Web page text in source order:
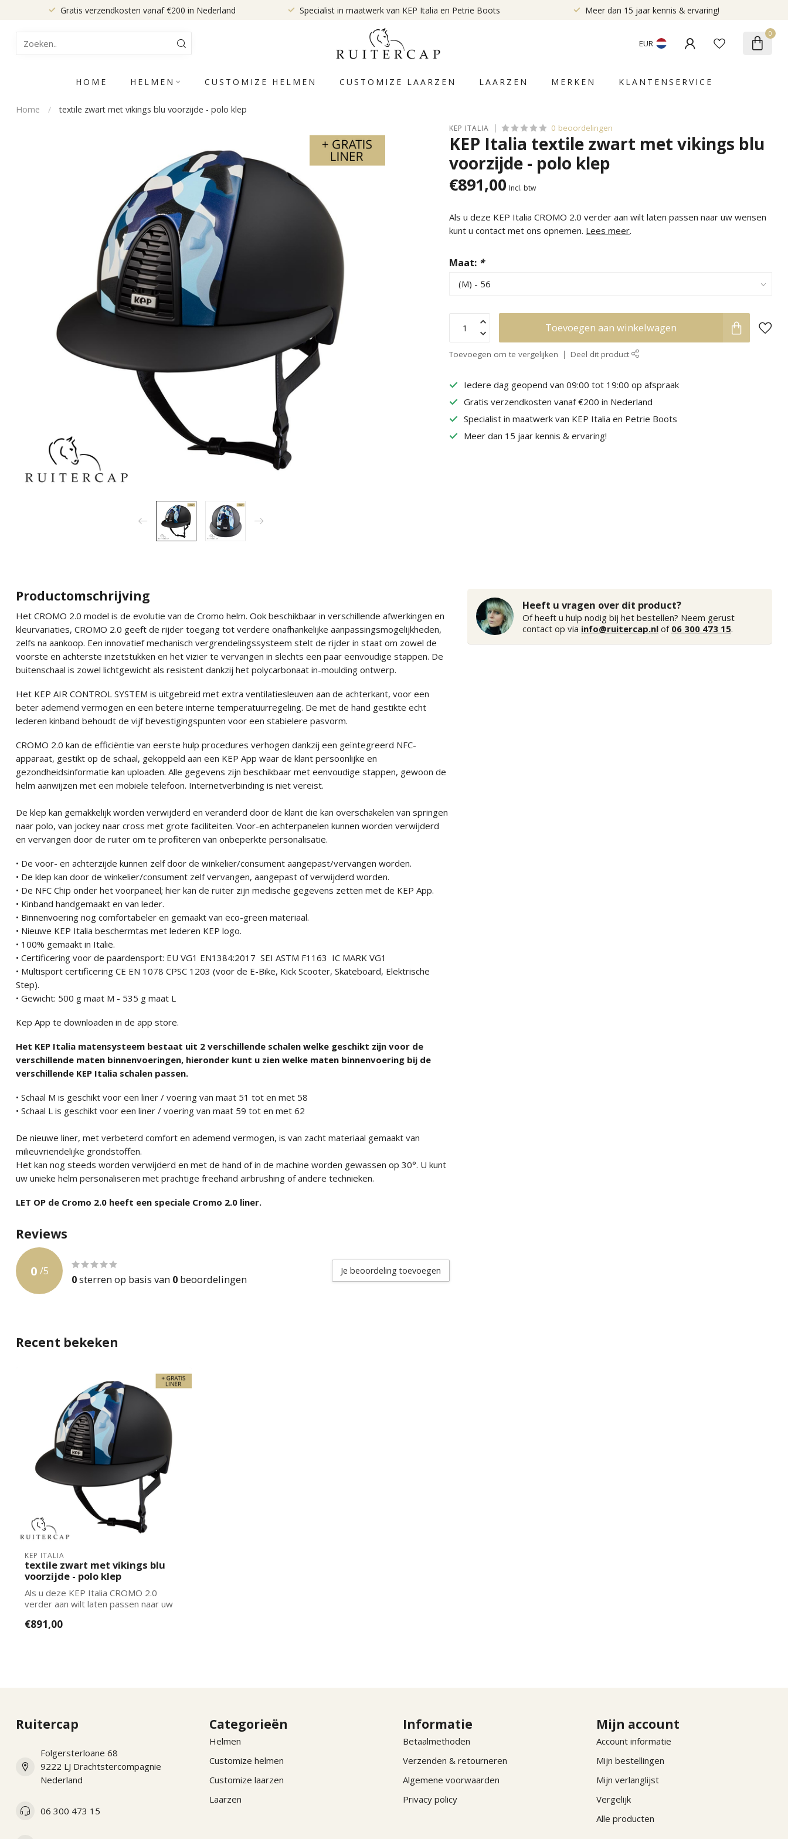
Gratis verzendkosten vanaf €200 in Nederland Specialist in maatwerk van KEP Italia en Petrie Boots Meer dan 15 jaar kennis & ervaring!
EUR
0
HOME HELMEN CUSTOMIZE HELMEN CUSTOMIZE LAARZEN LAARZEN MERKEN KLANTENSERVICE
Home / textile zwart met vikings blu voorzijde - polo klep
KEP ITALIA 0 beoordelingen
KEP Italia textile zwart met vikings blu
voorzijde - polo klep
€891,00 Incl. btw
Als u deze KEP Italia CROMO 2.0 verder aan wilt laten passen naar uw wensen
kunt u contact met ons opnemen. Lees meer.
Maat: *
Toevoegen aan winkelwagen
Toevoegen om te vergelijken Deel dit product
Iedere dag geopend van 09:00 tot 19:00 op afspraak
Gratis verzendkosten vanaf €200 in Nederland
Specialist in maatwerk van KEP Italia en Petrie Boots
Meer dan 15 jaar kennis & ervaring!
Productomschrijving
Het CROMO 2.0 model is de evolutie van de Cromo helm. Ook beschikbaar in verschillende afwerkingen en
kleurvariaties, CROMO 2.0 geeft de rijder toegang tot verdere onafhankelijke aanpassingsmogelijkheden,
zelfs na aankoop. Een innovatief mechanisch vergrendelingssysteem stelt de rijder in staat om zowel de
voorste en achterste inzetstukken en het vizier te vervangen in slechts een paar eenvoudige stappen. De
buitenschaal is zowel lichtgewicht als resistent dankzij het polycarbonaat in-moulding ontwerp.
Het KEP AIR CONTROL SYSTEM is uitgebreid met extra ventilatiesleuven aan de achterkant, voor een
beter ademend vermogen en een betere interne temperatuurregeling. De met de hand gestikte echt
lederen kinband behoudt de vijf bevestigingspunten voor een stabielere pasvorm.
CROMO 2.0 kan de efficiëntie van eerste hulp procedures verhogen dankzij een geïntegreerd NFC-
apparaat, gestikt op de schaal, gekoppeld aan een KEP App waar de klant persoonlijke en
gezondheidsinformatie kan uploaden. Alle gegevens zijn beschikbaar met eenvoudige stappen, gewoon de
helm aanwijzen met een mobiele telefoon. Internetverbinding is niet vereist.
De klep kan gemakkelijk worden verwijderd en veranderd door de klant die kan overschakelen van springen
naar polo, van jockey naar cross met grote faciliteiten. Voor-en achterpanelen kunnen worden verwijderd
en vervangen door de ruiter om te profiteren van onbeperkte personalisatie.
• De voor- en achterzijde kunnen zelf door de winkelier/consument aangepast/vervangen worden.
• De klep kan door de winkelier/consument zelf vervangen, aangepast of verwijderd worden.
• De NFC Chip onder het voorpaneel; hier kan de ruiter zijn medische gegevens zetten met de KEP App.
• Kinband handgemaakt en van leder.
• Binnenvoering nog comfortabeler en gemaakt van eco-green materiaal.
• Nieuwe KEP Italia beschermtas met lederen KEP logo.
• 100% gemaakt in Italië.
• Certificering voor de paardensport: EU VG1 EN1384:2017 SEI ASTM F1163 IC MARK VG1
• Multisport certificering CE EN 1078 CPSC 1203 (voor de E-Bike, Kick Scooter, Skateboard, Elektrische
Step).
• Gewicht: 500 g maat M - 535 g maat L
Kep App te downloaden in de app store.
Het KEP Italia matensysteem bestaat uit 2 verschillende schalen welke geschikt zijn voor de
verschillende maten binnenvoeringen, hieronder kunt u zien welke maten binnenvoering bij de
verschillende KEP Italia schalen passen.
• Schaal M is geschikt voor een liner / voering van maat 51 tot en met 58
• Schaal L is geschikt voor een liner / voering van maat 59 tot en met 62
De nieuwe liner, met verbeterd comfort en ademend vermogen, is van zacht materiaal gemaakt van
milieuvriendelijke grondstoffen.
Het kan nog steeds worden verwijderd en met de hand of in de machine worden gewassen op 30°. U kunt
uw unieke helm personaliseren met prachtige freehand airbrushing of andere technieken.
LET OP de Cromo 2.0 heeft een speciale Cromo 2.0 liner.
Reviews
0 /5
0sterren op basis van 0 beoordelingen
Je beoordeling toevoegen
Heeft u vragen over dit product?
Of heeft u hulp nodig bij het bestellen? Neem gerust
contact op via info@ruitercap.nl of 06 300 473 15.
Recent bekeken
KEP ITALIA
textile zwart met vikings blu
voorzijde - polo klep
Als u deze KEP Italia CROMO 2.0
verder aan wilt laten passen naar uw
€891,00
Ruitercap
Folgersterloane 68
9222 LJ Drachtstercompagnie
Nederland
06 300 473 15
Categorieën
Helmen
Customize helmen
Customize laarzen
Laarzen
Informatie
Betaalmethoden
Verzenden & retourneren
Algemene voorwaarden
Privacy policy
Mijn account
Account informatie
Mijn bestellingen
Mijn verlanglijst
Vergelijk
Alle producten